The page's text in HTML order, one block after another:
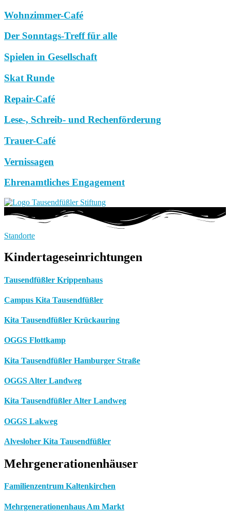
Wohnzimmer-Café
Der Sonntags-Treff für alle
Spielen in Gesellschaft
Skat Runde
Repair-Café
Lese-, Schreib- und Rechenförderung
Trauer-Café
Vernissagen
Ehrenamtliches Engagement
Standorte
Kindertageseinrichtungen
Tausendfüßler Krippenhaus
Campus Kita Tausendfüßler
Kita Tausendfüßler Krückauring
OGGS Flottkamp
Kita Tausendfüßler Hamburger Straße
OGGS Alter Landweg
Kita Tausendfüßler Alter Landweg
OGGS Lakweg
Alvesloher Kita Tausendfüßler
Mehrgenerationenhäuser
Familienzentrum Kaltenkirchen
Mehrgenerationenhaus Am Markt